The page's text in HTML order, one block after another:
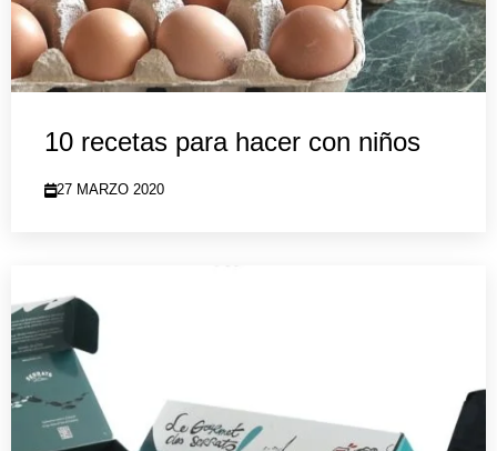
10 recetas para hacer con niños
27 MARZO 2020